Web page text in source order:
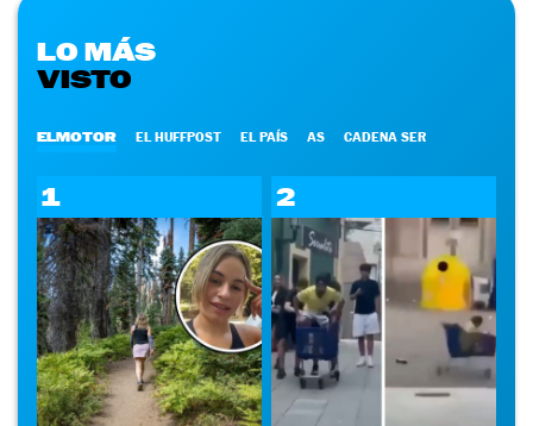
LO MÁS
VISTO
ELMOTOR EL HUFFPOST EL PAÍS AS CADENA SER
1 2